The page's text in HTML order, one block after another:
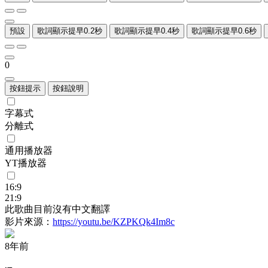
預設 歌詞顯示提早0.2秒 歌詞顯示提早0.4秒 歌詞顯示提早0.6秒
0
按鈕提示 按鈕說明
字幕式
分離式
通用播放器
YT播放器
16:9
21:9
此歌曲目前沒有中文翻譯
影片來源： https://youtu.be/KZPKQk4Im8c
8年前